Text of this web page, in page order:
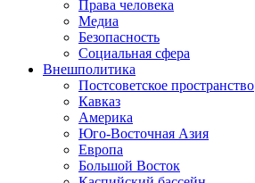
Права человека
Медиа
Безопасность
Социальная сфера
Внешполитика
Постсоветское пространство
Кавказ
Америка
Юго-Восточная Азия
Европа
Большой Восток